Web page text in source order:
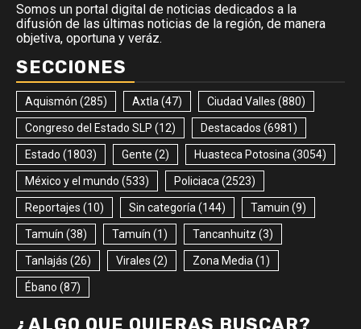
Somos un portal digital de noticias dedicados a la
difusión de las últimas noticias de la región, de manera
objetiva, oportuna y veráz.
SECCIONES
Aquismón (285) Axtla (47) Ciudad Valles (880)
Congreso del Estado SLP (12) Destacados (6981)
Estado (1803) Gente (2) Huasteca Potosina (3054)
México y el mundo (533) Policiaca (2523)
Reportajes (10) Sin categoría (144) Tamuin (9)
Tamuín (38) Tamuín (1) Tancanhuitz (3)
Tanlajás (26) Virales (2) Zona Media (1)
Ébano (87)
¿ALGO QUE QUIERAS BUSCAR?